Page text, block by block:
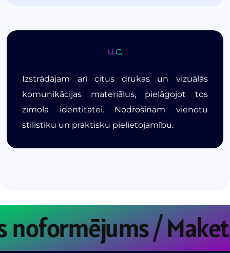
u.c.
Izstrādājam arī citus drukas un vizuālās
komunikācijas materiālus, pielāgojot tos
zīmola identitātei. Nodrošinām vienotu
stilistiku un praktisku pielietojamību.
noformējums /